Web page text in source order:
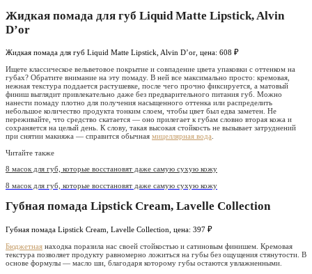
Жидкая помада для губ Liquid Matte Lipstick, Alvin
D’or
Жидкая помада для губ Liquid Matte Lipstick, Alvin D’or, цена: 608 ₽
Ищете классическое вельветовое покрытие и совпадение цвета упаковки с оттенком на
губах? Обратите внимание на эту помаду. В ней все максимально просто: кремовая,
нежная текстура поддается растушевке, после чего прочно фиксируется, а матовый
финиш выглядит привлекательно даже без предварительного питания губ. Можно
нанести помаду плотно для получения насыщенного оттенка или распределить
небольшое количество продукта тонким слоем, чтобы цвет был едва заметен. Не
переживайте, что средство скатается — оно прилегает к губам словно вторая кожа и
сохраняется на целый день. К слову, такая высокая стойкость не вызывает затруднений
при снятии макияжа — справится обычная мицеллярная вода.
Читайте также
8 масок для губ, которые восстановят даже самую сухую кожу
8 масок для губ, которые восстановят даже самую сухую кожу
Губная помада Lipstick Cream, Lavelle Collection
Губная помада Lipstick Cream, Lavelle Collection, цена: 397 ₽
Бюджетная находка поразила нас своей стойкостью и сатиновым финишем. Кремовая
текстура позволяет продукту равномерно ложиться на губы без ощущения стянутости. В
основе формулы — масло ши, благодаря которому губы остаются увлажненными.